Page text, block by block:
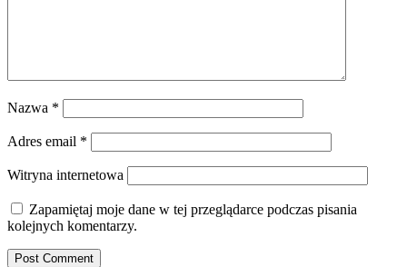
Nazwa *
Adres email *
Witryna internetowa
Zapamiętaj moje dane w tej przeglądarce podczas pisania
kolejnych komentarzy.